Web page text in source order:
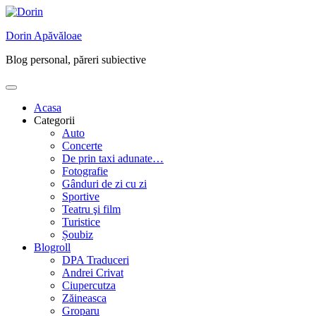
Skip
content
Dorin Apăvăloae
Blog personal, păreri subiective
Acasa
Categorii
Auto
Concerte
De prin taxi adunate…
Fotografie
Gânduri de zi cu zi
Sportive
Teatru şi film
Turistice
Șoubiz
Blogroll
DPA Traduceri
Andrei Crivat
Ciupercutza
Zăineasca
Groparu